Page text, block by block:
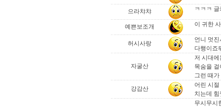
으라챠챠 ㅋㅋㅋ
예쁜보조개 이 귀한
허시사랑
언니 멋
다행이죠
자굴산
저 시대
목숨을
그런 때
강감산
어린 시
치는데
무시무시